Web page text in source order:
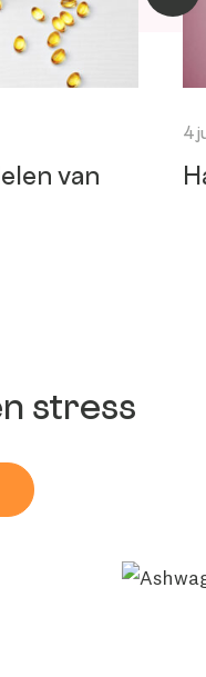
van
4
stress